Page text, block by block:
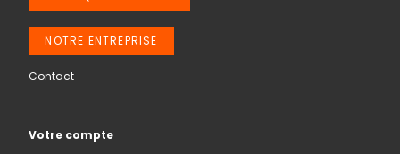
NOTRE ENTREPRISE
Contact
Votre compte